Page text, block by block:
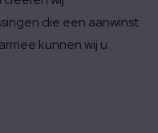
die een aanwinst
kunnen wij u